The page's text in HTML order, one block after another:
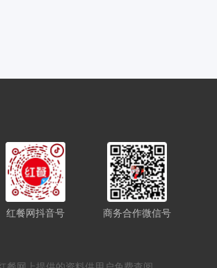
红餐网抖音号 商务合作微信号